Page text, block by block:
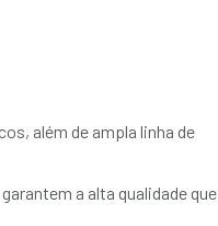
além de ampla linha de
a alta qualidade que